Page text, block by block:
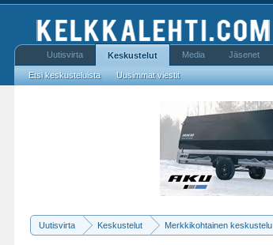
Uutisvirta Keskustelut Merkkikohtainen keskustelu
Uutisvirta Keskustelut
Etsi keskusteluista Uusimmat viestit
Media Jäsenet